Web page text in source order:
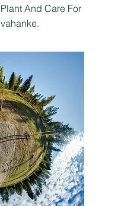
And Care For